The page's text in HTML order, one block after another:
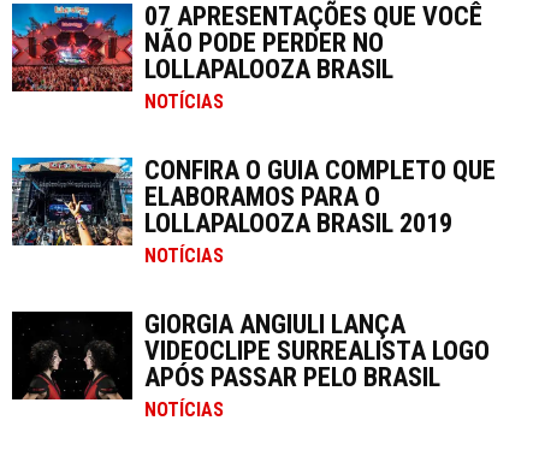
07 APRESENTAÇÕES QUE VOCÊ
NÃO PODE PERDER NO
LOLLAPALOOZA BRASIL
NOTÍCIAS
CONFIRA O GUIA COMPLETO QUE
ELABORAMOS PARA O
LOLLAPALOOZA BRASIL 2019
NOTÍCIAS
GIORGIA ANGIULI LANÇA
VIDEOCLIPE SURREALISTA LOGO
APÓS PASSAR PELO BRASIL
NOTÍCIAS